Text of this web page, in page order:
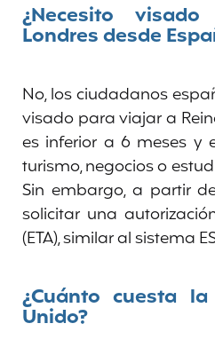
¿Necesito
Londres desde
No, los ciudadanos
visado para viajar a
es inferior a 6 meses y
turismo, negocios o
Sin embargo, a partir
solicitar una
(ETA), similar al sistema
¿Cuánto cuesta
Unido?